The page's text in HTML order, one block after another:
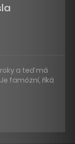
a teď má
famózní, říká